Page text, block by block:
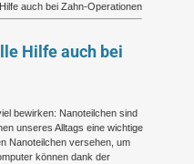
auch bei Zahn-Operationen
Hilfe auch bei
bewirken: Nanoteilchen sind
unseres Alltags eine wichtige
Nanoteilchen versehen, um
können dank der